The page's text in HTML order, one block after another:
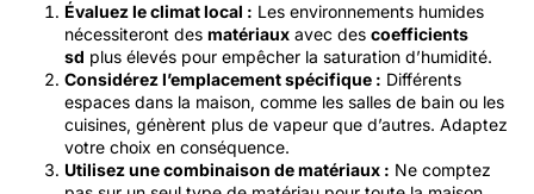
Évaluez le climat local : Les environnements humides
nécessiteront des matériaux avec des coefficients
sd plus élevés pour empêcher la saturation d’humidité.
Considérez l’emplacement spécifique : Différents
espaces dans la maison, comme les salles de bain ou les
cuisines, génèrent plus de vapeur que d’autres. Adaptez
votre choix en conséquence.
Utilisez une combinaison de matériaux : Ne comptez